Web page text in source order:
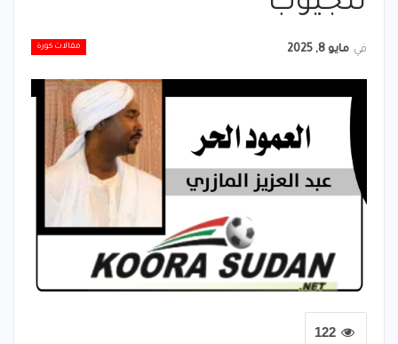
مقالات كورة في مايو 8, 2025
122